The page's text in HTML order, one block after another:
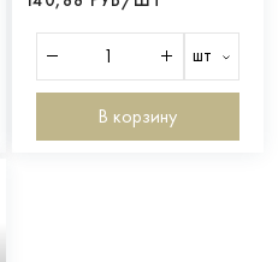
шт
В корзину